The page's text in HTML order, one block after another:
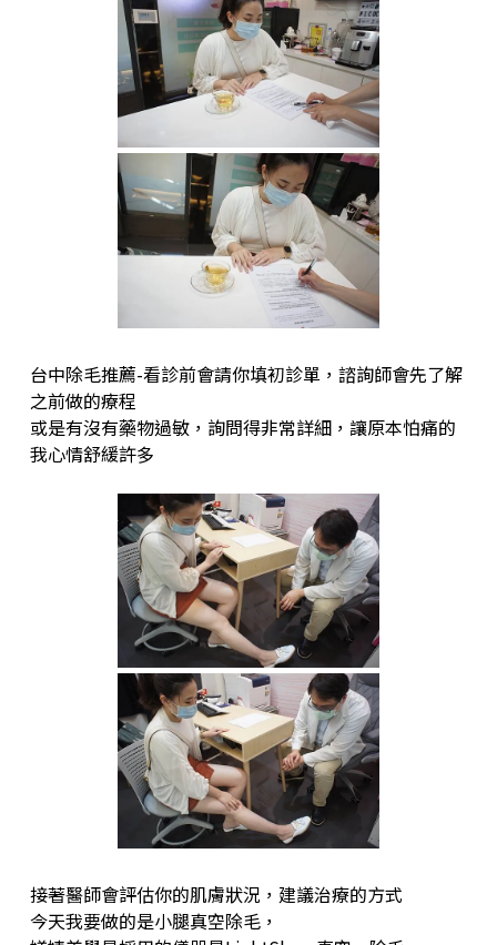
台中除毛推薦-看診前會請你填初診單，諮詢師會先了解
之前做的療程
或是有沒有藥物過敏，詢問得非常詳細，讓原本怕痛的
我心情舒緩許多
接著醫師會評估你的肌膚狀況，建議治療的方式
今天我要做的是小腿真空除毛，